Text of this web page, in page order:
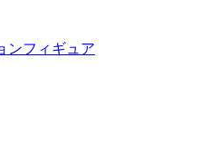
ンフィギュア